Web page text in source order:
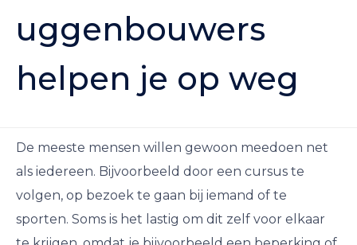
uggenbouwers
helpen je op weg
De meeste mensen willen gewoon meedoen net
als iedereen. Bijvoorbeeld door een cursus te
volgen, op bezoek te gaan bij iemand of te
sporten. Soms is het lastig om dit zelf voor elkaar